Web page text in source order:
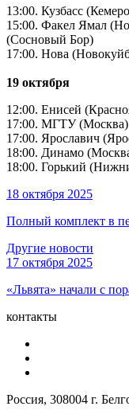
13:00. Кузбасс
15:00. Факел Ямал
(Сосновый Бор)
17:00. Нова
19 октября
12:00. Енисей
17:00. МГТУ
17:00. Ярославич
18:00. Динамо
18:00. Горький
18 октября 2025
Полный комплект в
Другие новости
17 октября 2025
«Львята» начали с
контакты
Россия, 308004 г.